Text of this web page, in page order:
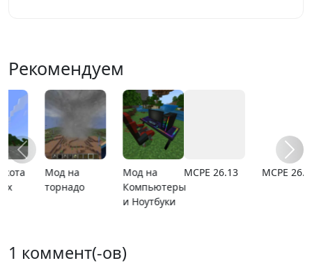
Рекомендуем
MCPE 26.13 MCPE 26.1
Карта
расширяющийся
барьер
Карта ада
1 коммент(-ов)